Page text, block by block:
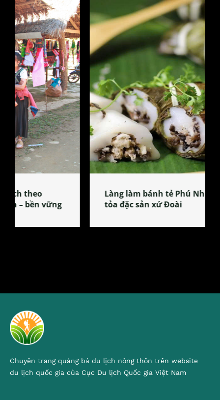
Làng làm bánh tẻ Phú Nhi – nơi lan
tỏa đặc sản xứ Đoài
Chuyên trang quảng bá du lịch nông thôn trên website
du lịch quốc gia của Cục Du lịch Quốc gia Việt Nam